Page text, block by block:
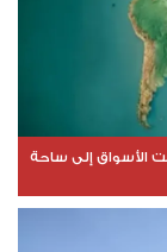
الأسواق إلى ساحة